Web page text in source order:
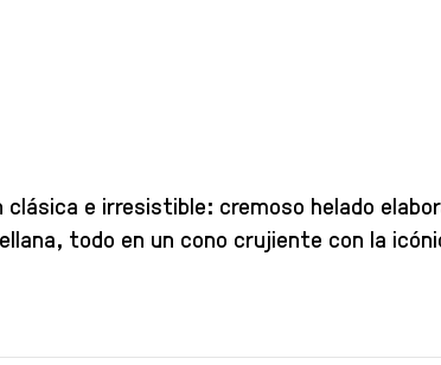
e irresistible: cremoso helado
todo en un cono crujiente con la